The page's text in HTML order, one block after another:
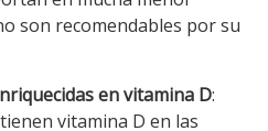
son recomendables por su
en vitamina D:
vitamina D en las